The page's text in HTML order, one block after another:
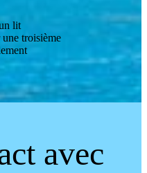
lit
troisième
avec